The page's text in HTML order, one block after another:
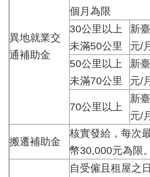
異地就業交
通補助金
個月為限
30公里以上
未滿50公里
新
元/月
50公里以上
未滿70公里
新
元/月
70公里以上
新
元/
搬遷補助金
核實發給，每次
幣30,000元為限。
自受僱且租屋之